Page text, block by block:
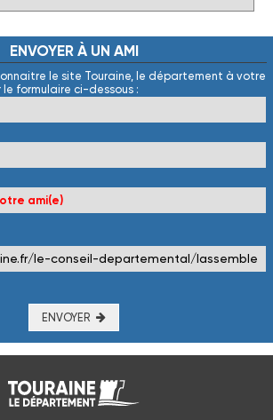
ENVOYER À UN AMI
le site Touraine, le département à votre
le formulaire ci-dessous :
ENVOYER